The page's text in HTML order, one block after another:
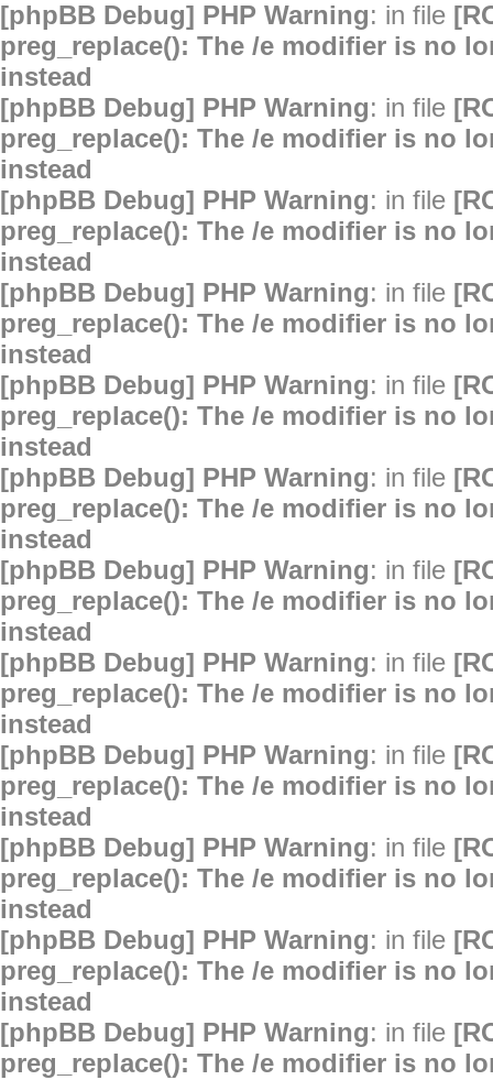
[phpBB Debug] PHP Warning: in file
preg_replace(): The /e modifier is no
instead
[phpBB Debug] PHP Warning: in file
preg_replace(): The /e modifier is no
instead
[phpBB Debug] PHP Warning: in file
preg_replace(): The /e modifier is no
instead
[phpBB Debug] PHP Warning: in file
preg_replace(): The /e modifier is no
instead
[phpBB Debug] PHP Warning: in file
preg_replace(): The /e modifier is no
instead
[phpBB Debug] PHP Warning: in file
preg_replace(): The /e modifier is no
instead
[phpBB Debug] PHP Warning: in file
preg_replace(): The /e modifier is no
instead
[phpBB Debug] PHP Warning: in file
preg_replace(): The /e modifier is no
instead
[phpBB Debug] PHP Warning: in file
preg_replace(): The /e modifier is no
instead
[phpBB Debug] PHP Warning: in file
preg_replace(): The /e modifier is no
instead
[phpBB Debug] PHP Warning: in file
preg_replace(): The /e modifier is no
instead
[phpBB Debug] PHP Warning: in file
preg_replace(): The /e modifier is no